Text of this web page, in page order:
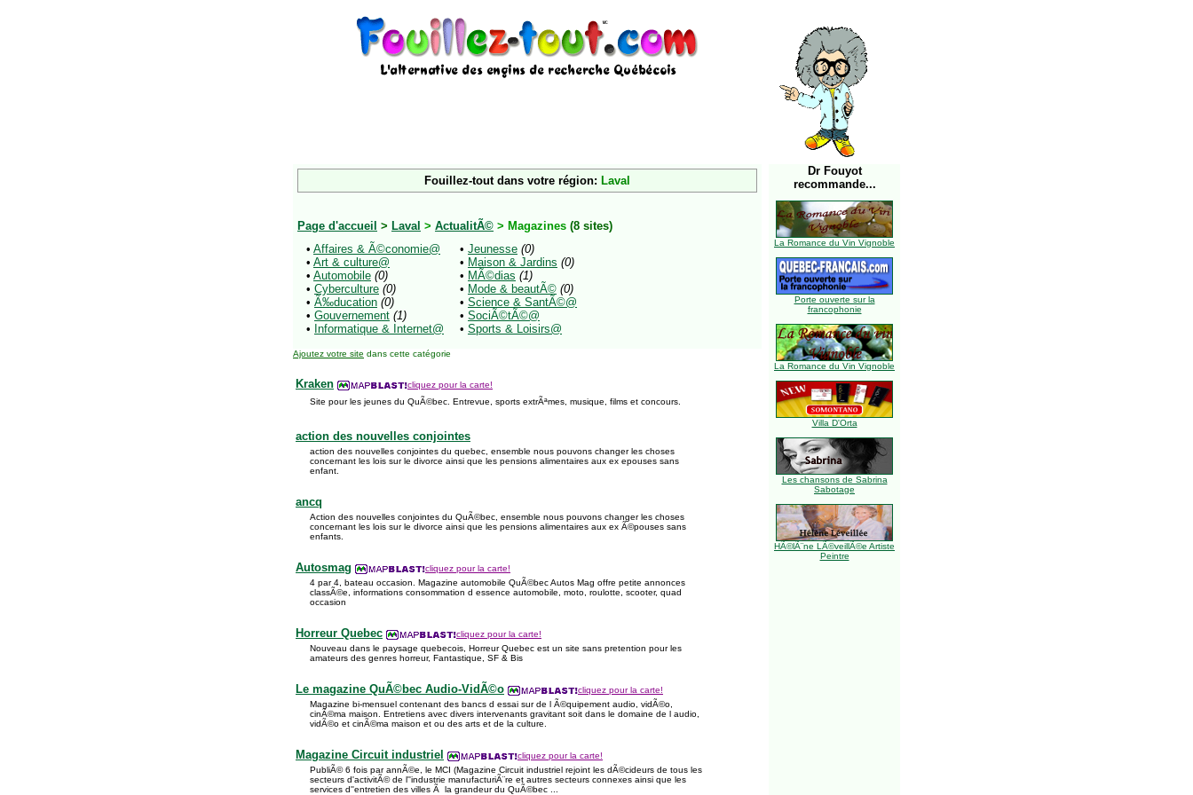
Fouillez-tout dans votre région: Laval
Page d'accueil > Laval > ActualitÃ© > Magazines (8 sites)
• Affaires & Ã©conomie@
• Art & culture@
• Automobile (0)
• Cyberculture (0)
• Ã‰ducation (0)
• Gouvernement (1)
• Informatique & Internet@
• Jeunesse (0)
• Maison & Jardins (0)
• MÃ©dias (1)
• Mode & beautÃ© (0)
• Science & SantÃ©@
• SociÃ©tÃ©@
• Sports & Loisirs@
Ajoutez votre site dans cette catégorie
Kraken
cliquez pour la carte!
Site pour les jeunes du QuÃ©bec. Entrevue, sports extrÃªmes, musique, films et concours.
action des nouvelles conjointes
action des nouvelles conjointes du quebec, ensemble nous pouvons changer les choses
concernant les lois sur le divorce ainsi que les pensions alimentaires aux ex epouses sans
enfant.
ancq
Action des nouvelles conjointes du QuÃ©bec, ensemble nous pouvons changer les choses
concernant les lois sur le divorce ainsi que les pensions alimentaires aux ex Ã©pouses sans
enfants.
Autosmag
cliquez pour la carte!
4 par 4, bateau occasion. Magazine automobile QuÃ©bec Autos Mag offre petite annonces
classÃ©e, informations consommation d essence automobile, moto, roulotte, scooter, quad
occasion
Horreur Quebec
cliquez pour la carte!
Nouveau dans le paysage quebecois, Horreur Quebec est un site sans pretention pour les
amateurs des genres horreur, Fantastique, SF & Bis
Le magazine QuÃ©bec Audio-VidÃ©o
cliquez pour la carte!
Magazine bi-mensuel contenant des bancs d essai sur de l Ã©quipement audio, vidÃ©o,
cinÃ©ma maison. Entretiens avec divers intervenants gravitant soit dans le domaine de l audio,
vidÃ©o et cinÃ©ma maison et ou des arts et de la culture.
Magazine Circuit industriel
cliquez pour la carte!
PubliÃ© 6 fois par annÃ©e, le MCI (Magazine Circuit industriel rejoint les dÃ©cideurs de tous les
secteurs d'activitÃ© de l''industrie manufacturiÃ¨re et autres secteurs connexes ainsi que les
services d''entretien des villes Ã la grandeur du QuÃ©bec ...
Dr Fouyot
recommande...
La Romance du Vin Vignoble
Porte ouverte sur la
francophonie
La Romance du Vin Vignoble
Villa D'Orta
Les chansons de Sabrina
Sabotage
HÃ©lÃ¨ne LÃ©veillÃ©e Artiste
Peintre